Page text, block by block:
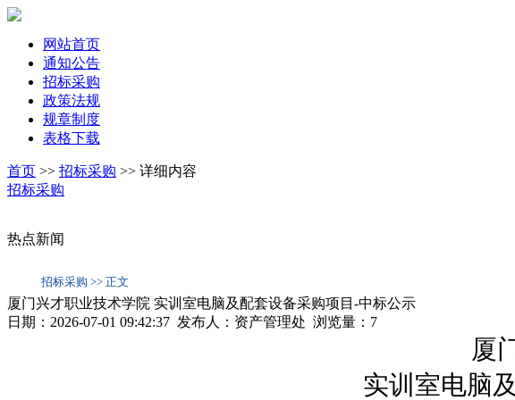
网站首页
通知公告
招标采购
政策法规
规章制度
表格下载
首页 >> 招标采购 >> 详细内容
招标采购
热点新闻
招标采购 >> 正文
厦门兴才职业技术学院 实训室电脑及配套设备采购项目-中标公示
日期：2026-07-01 09:42:37 发布人：资产管理处 浏览量： 7
厦
实训室电脑